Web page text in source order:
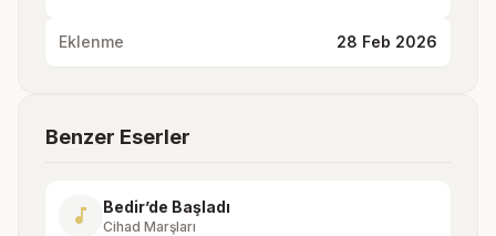
Eklenme 28 Feb 2026
Benzer Eserler
music_note Bedir’de Başladı
Cihad Marşları